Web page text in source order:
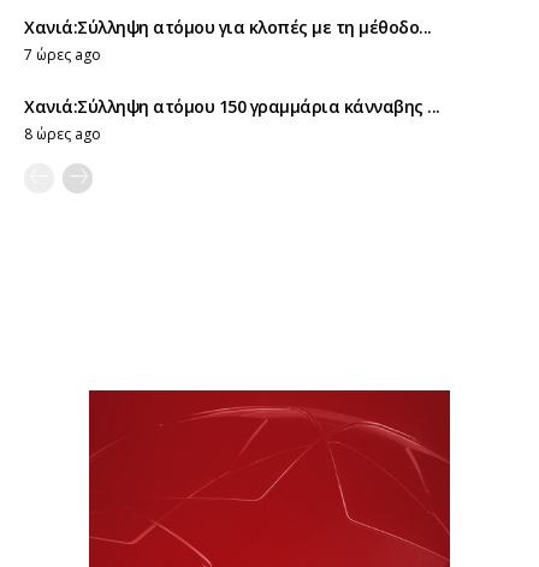
Χανιά:Σύλληψη ατόμου για κλοπές με τη μέθοδο...
7 ώρες ago
Χανιά:Σύλληψη ατόμου 150 γραμμάρια κάνναβης ...
8 ώρες ago